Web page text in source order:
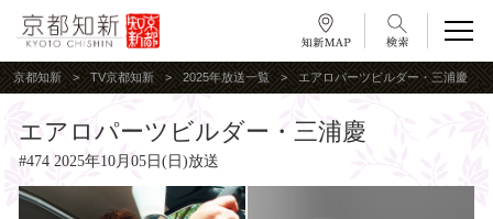
京都知新 TV京都知新 2025年放送一覧 エアロパーツビルダー・三浦慶
エアロパーツビルダー・三浦慶
#474 2025年10月05日(日)放送